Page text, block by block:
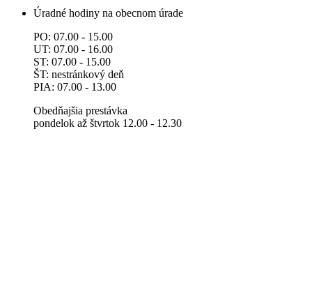
Úradné hodiny na obecnom úrade
PO: 07.00 - 15.00
UT: 07.00 - 16.00
ST: 07.00 - 15.00
ŠT: nestránkový deň
PIA: 07.00 - 13.00
Obedňajšia prestávka
pondelok až štvrtok 12.00 - 12.30